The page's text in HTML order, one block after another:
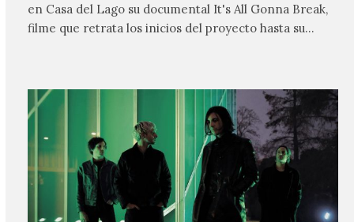
en Casa del Lago su documental It's All Gonna Break,
filme que retrata los inicios del proyecto hasta su